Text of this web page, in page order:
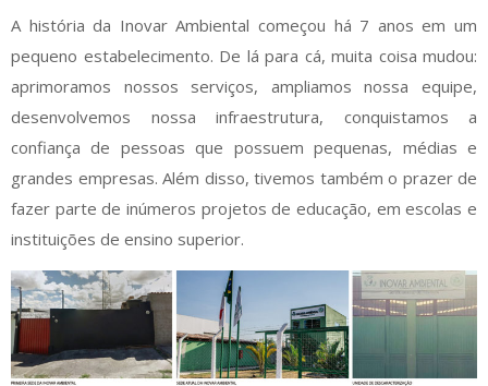
A história da Inovar Ambiental começou há 7 anos em um
pequeno estabelecimento. De lá para cá, muita coisa mudou:
aprimoramos nossos serviços, ampliamos nossa equipe,
desenvolvemos nossa infraestrutura, conquistamos a
confiança de pessoas que possuem pequenas, médias e
grandes empresas. Além disso, tivemos também o prazer de
fazer parte de inúmeros projetos de educação, em escolas e
instituições de ensino superior.